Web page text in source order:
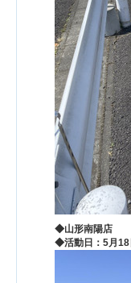
◆山形南陽店
◆活動日：5月18